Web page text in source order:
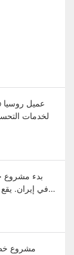
لخدمات
في إيران.
مشروع